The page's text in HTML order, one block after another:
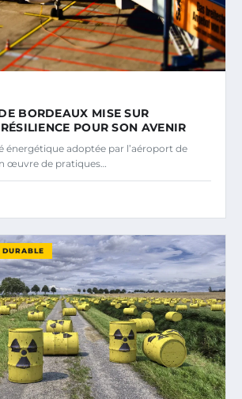
BORDEAUX MISE SUR
POUR SON AVENIR
énergétique adoptée par l’aéroport de
œuvre de pratiques…